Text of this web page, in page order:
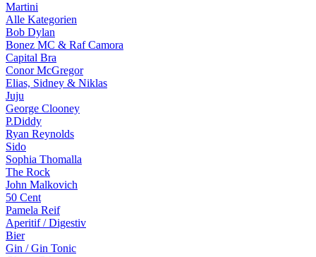
Martini
Alle Kategorien
Bob Dylan
Bonez MC & Raf Camora
Capital Bra
Conor McGregor
Elias, Sidney & Niklas
Juju
George Clooney
P.Diddy
Ryan Reynolds
Sido
Sophia Thomalla
The Rock
John Malkovich
50 Cent
Pamela Reif
Aperitif / Digestiv
Bier
Gin / Gin Tonic